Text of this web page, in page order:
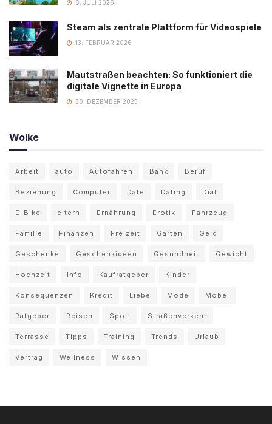
6. JULI 2026
Steam als zentrale Plattform für Videospiele
13. FEBRUAR 2026
Mautstraßen beachten: So funktioniert die
digitale Vignette in Europa
30. DEZEMBER 2025
Wolke
Arbeit auto Autofahren Bank Beruf
Beziehung Computer Date Dating Diät
E-Bike eltern Ernährung Erotik Fahrzeug
Familie Finanzen Freizeit Garten Geld
Geschenke Geschenkideen Gesundheit Gewicht
Hochzeit Info Kaufratgeber Kinder
Konsequenzen Kredit Liebe Mode Möbel
Ratgeber Reisen Sport Straßenverkehr
Terrasse Tipps Training Trends Urlaub
Vertrag Wellness Wissen